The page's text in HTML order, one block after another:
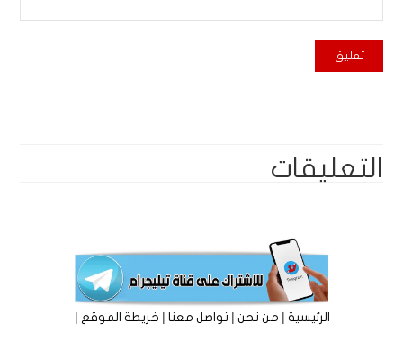
التعليقات
الرئيسية|من نحن|تواصل معنا|خريطة الموقع |